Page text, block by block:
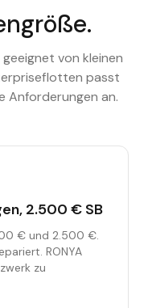
von kleinen
passt
Anforderungen an.
2.500 € SB
€ und 2.500 €.
RONYA
zu